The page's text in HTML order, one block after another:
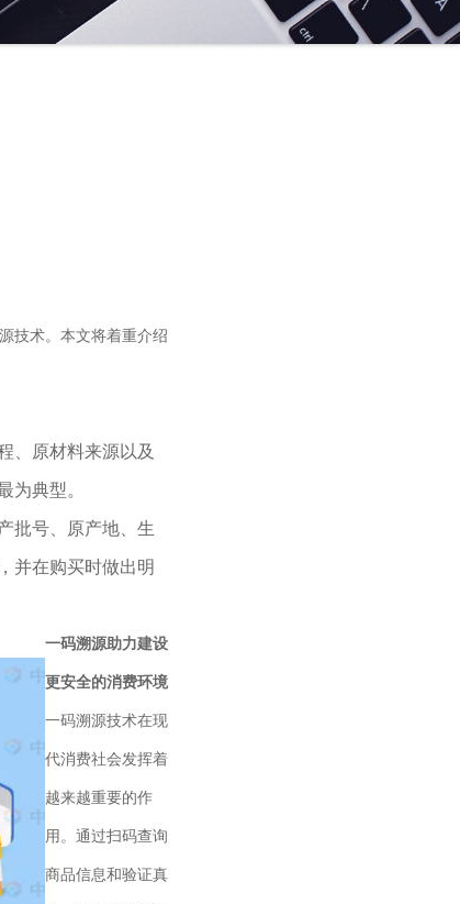
技术。本文将着重介绍
、原材料来源以及
为典型。
批号、原产地、生
并在购买时做出明
一码溯源助力建设
更安全的消费环境
一码溯源技术在现
代消费社会发挥着
越来越重要的作
用。通过扫码查询
商品信息和验证真